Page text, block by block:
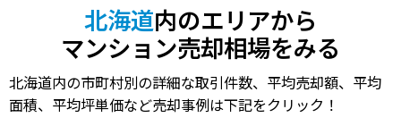
北海道内のエリアから
マンション売却相場をみる
北海道内の市町村別の詳細な取引件数、平均売却額、平均
面積、平均坪単価など売却事例は下記をクリック！